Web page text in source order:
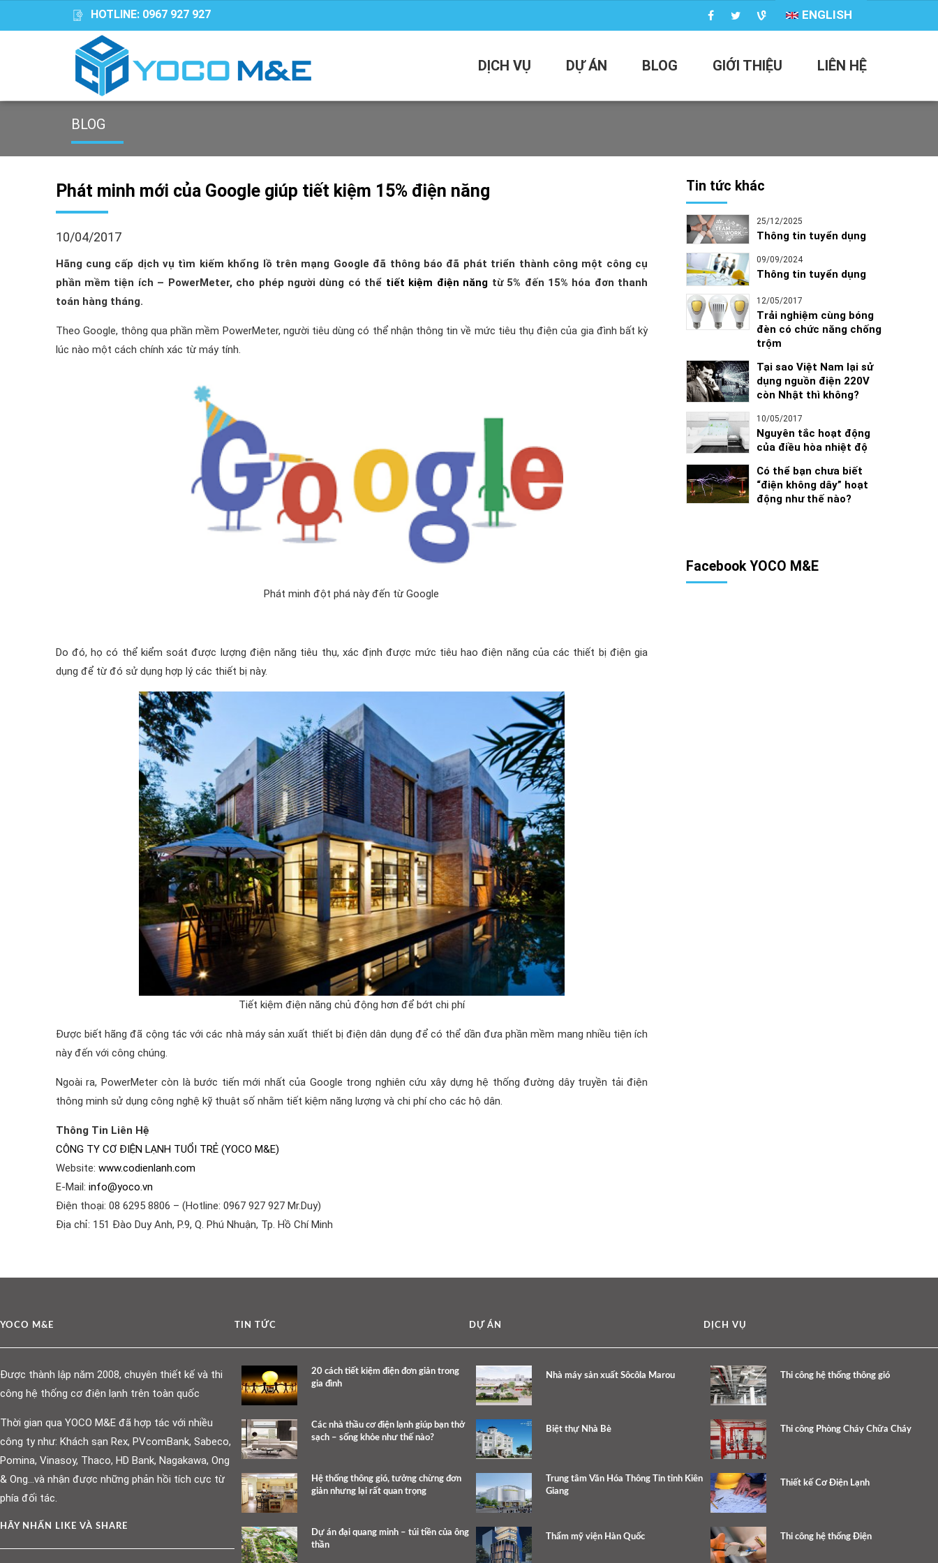
HOTLINE: 0967 927 927 ENGLISH
DỊCH VỤ DỰ ÁN BLOG GIỚI THIỆU LIÊN HỆ
BLOG
Phát minh mới của Google giúp tiết kiệm 15% điện năng
10/04/2017
Hãng cung cấp dịch vụ tìm kiếm khổng lồ trên mạng Google đã thông báo đã phát triển thành công một công cụ
phần mềm tiện ích – PowerMeter, cho phép người dùng có thể tiết kiệm điện năng từ 5% đến 15% hóa đơn thanh
toán hàng tháng.
Theo Google, thông qua phần mềm PowerMeter, người tiêu dùng có thể nhận thông tin về mức tiêu thụ điện của gia đình bất kỳ
lúc nào một cách chính xác từ máy tính.
Phát minh đột phá này đến từ Google
Do đó, họ có thể kiểm soát được lượng điện năng tiêu thụ, xác định được mức tiêu hao điện năng của các thiết bị điện gia
dụng để từ đó sử dụng hợp lý các thiết bị này.
Tiết kiệm điện năng chủ động hơn để bớt chi phí
Được biết hãng đã cộng tác với các nhà máy sản xuất thiết bị điện dân dụng để có thể dần đưa phần mềm mang nhiều tiện ích
này đến với công chúng.
Ngoài ra, PowerMeter còn là bước tiến mới nhất của Google trong nghiên cứu xây dựng hệ thống đường dây truyền tải điện
thông minh sử dụng công nghệ kỹ thuật số nhằm tiết kiệm năng lượng và chi phí cho các hộ dân.
Thông Tin Liên Hệ
CÔNG TY CƠ ĐIỆN LẠNH TUỔI TRẺ (YOCO M&E)
Website: www.codienlanh.com
E-Mail: info@yoco.vn
Điện thoại: 08 6295 8806 – (Hotline: 0967 927 927 Mr.Duy)
Địa chỉ: 151 Đào Duy Anh, P.9, Q. Phú Nhuận, Tp. Hồ Chí Minh
Tin tức khác
25/12/2025
Thông tin tuyển dụng
09/09/2024
Thông tin tuyển dụng
12/05/2017
Trải nghiệm cùng bóng
đèn có chức năng chống
trộm
Tại sao Việt Nam lại sử
dụng nguồn điện 220V
còn Nhật thì không?
10/05/2017
Nguyên tắc hoạt động
của điều hòa nhiệt độ
Có thể bạn chưa biết
“điện không dây” hoạt
động như thế nào?
Facebook YOCO M&E
YOCO M&E
Được thành lập năm 2008, chuyên thiết kế và thi
công hệ thống cơ điện lạnh trên toàn quốc
Thời gian qua YOCO M&E đã hợp tác với nhiều
công ty như: Khách sạn Rex, PVcomBank, Sabeco,
Pomina, Vinasoy, Thaco, HD Bank, Nagakawa, Ong
& Ong…và nhận được những phản hồi tích cực từ
phía đối tác.
HÃY NHẤN LIKE VÀ SHARE
TIN TỨC
20 cách tiết kiệm điện đơn giản trong
gia đình
Các nhà thầu cơ điện lạnh giúp bạn thở
sạch – sống khỏe như thế nào?
Hệ thống thông gió, tưởng chừng đơn
giản nhưng lại rất quan trọng
Dự án đại quang minh – túi tiền của ông
thần
DỰ ÁN
Nhà máy sản xuất Sôcôla Marou
Biệt thự Nhà Bè
Trung tâm Văn Hóa Thông Tin tỉnh Kiên
Giang
Thẩm mỹ viện Hàn Quốc
DỊCH VỤ
Thi công hệ thống thông gió
Thi công Phòng Cháy Chữa Cháy
Thiết kế Cơ Điện Lạnh
Thi công hệ thống Điện